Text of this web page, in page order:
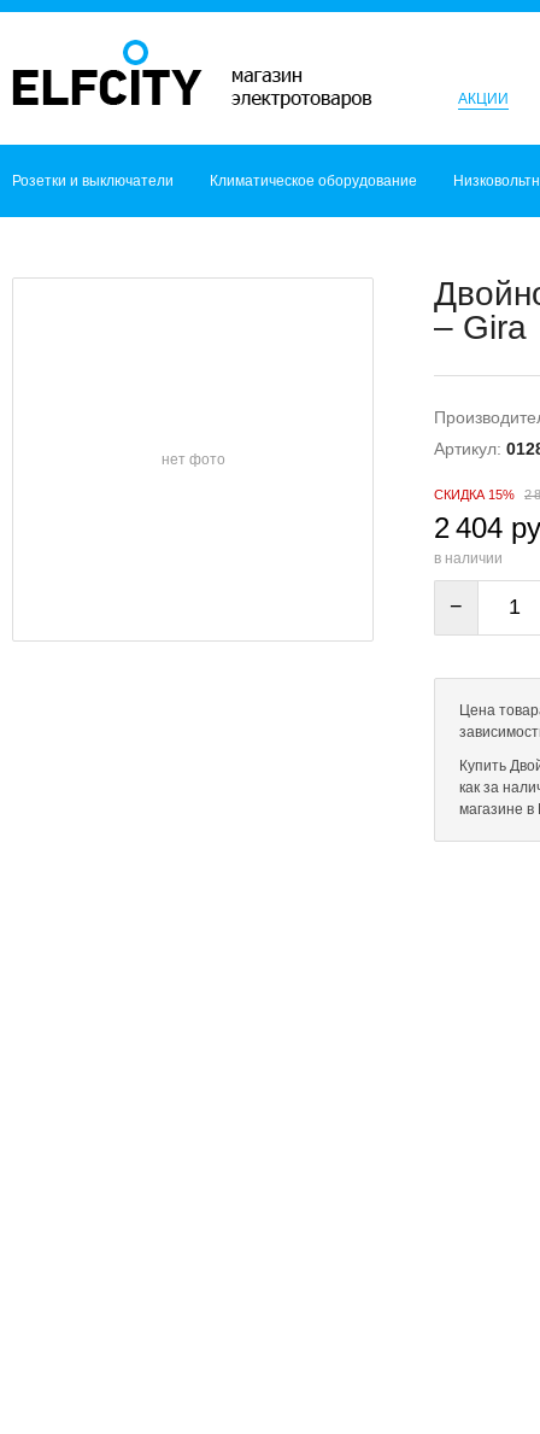
АКЦИИ
Розетки и выключатели Климатическое оборудование
нет фото
– Gira
Артикул:
СКИДКА 15% 2
2 404
в наличии
−
Цена
Купить
как за
магазине